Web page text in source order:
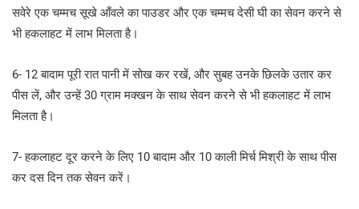
सवेरे एक चम्मच सूखे आँवले का पाउडर और एक चम्मच देसी घी का सेवन करने से
भी हकलाहट में लाभ मिलता है।
6- 12 बादाम पूरी रात पानी में सोख कर रखें, और सुबह उनके छिलके उतार कर
पीस लें, और उन्हें 30 ग्राम मक्खन के साथ सेवन करने से भी हकलाहट में लाभ
मिलता है।
7- हकलाहट दूर करने के लिए 10 बादाम और 10 काली मिर्च मिश्री के साथ पीस
कर दस दिन तक सेवन करें।